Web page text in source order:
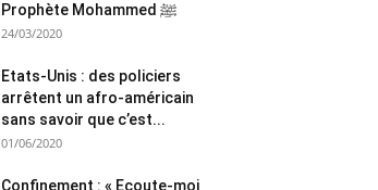
Prophète Mohammed ﷺ
24/03/2020
Etats-Unis : des policiers
arrêtent un afro-américain
sans savoir que c’est...
01/06/2020
Confinement : « Ecoute-moi